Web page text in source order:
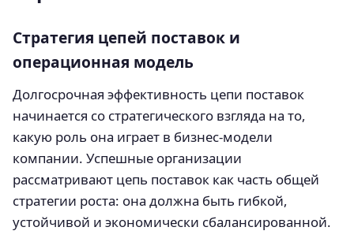
Стратегия цепей поставок и
операционная модель
Долгосрочная эффективность цепи поставок
начинается со стратегического взгляда на то,
какую роль она играет в бизнес-модели
компании. Успешные организации
рассматривают цепь поставок как часть общей
стратегии роста: она должна быть гибкой,
устойчивой и экономически сбалансированной.